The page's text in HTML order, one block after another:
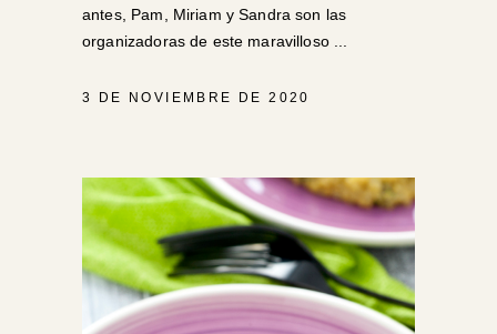
antes, Pam, Miriam y Sandra son las
organizadoras de este maravilloso
3 DE NOVIEMBRE DE 2020